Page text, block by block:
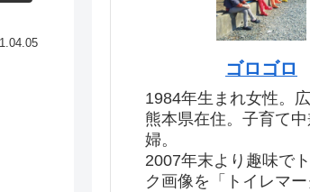
ゴロゴロ
1984年生まれ女性。
熊本県在住。子育て
婦。
2007年末より趣味で
ク画像を「トイレマ